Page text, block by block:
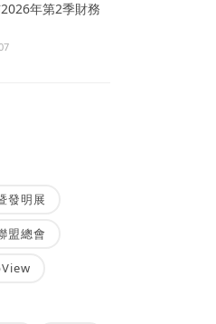
年第2季財務
發明展
盟總會